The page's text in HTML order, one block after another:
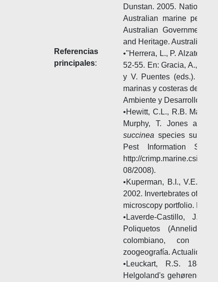
Referencias
principales:
Dunstan. 2005. National
Australian marine pests.
Australian Government
and Heritage. Australia. 94
•"Herrera, L., P. Alzate y
52-55. En: Gracia, A.,
y V. Puentes (eds.).
marinas y costeras de
Ambiente y Desarrollo
•Hewitt, C.L., R.B. Martin,
Murphy, T. Jones and
succinea species
Pest Information
http://
08/2008).
•Kuperman, B.I., V.E.
2002. Invertebrates of the
microscopy portfolio.
•Laverde-Castillo, J.J.
Poliquetos (Annelida)
colombiano, con
zoogeografía.
•Leuckart, R.S. 1847.
Helgoland's gehørenden